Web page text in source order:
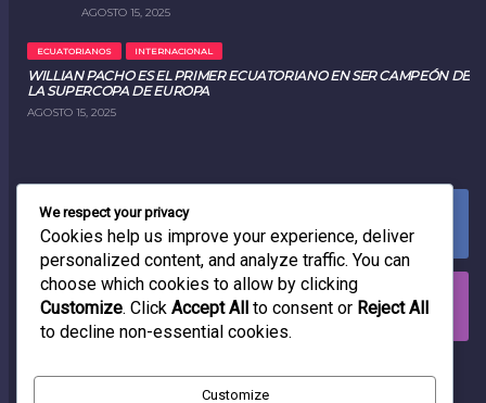
AGOSTO 15, 2025
ECUATORIANOS INTERNACIONAL
WILLIAN PACHO ES EL PRIMER ECUATORIANO EN SER CAMPEÓN DE
LA SUPERCOPA DE EUROPA
AGOSTO 15, 2025
FACEBOOK
0LIKES
INSTAGRAM
0FOLLOWERS
RADIO
We respect your privacy
Cookies help us improve your experience, deliver
personalized content, and analyze traffic. You can
choose which cookies to allow by clicking
Customize. Click Accept All to consent or Reject All
to decline non-essential cookies.
Customize